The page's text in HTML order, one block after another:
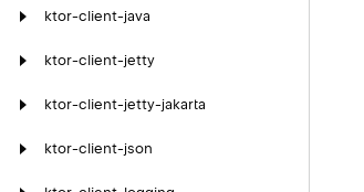
ktor-client-java
ktor-client-jetty
ktor-client-jetty-jakarta
ktor-client-json